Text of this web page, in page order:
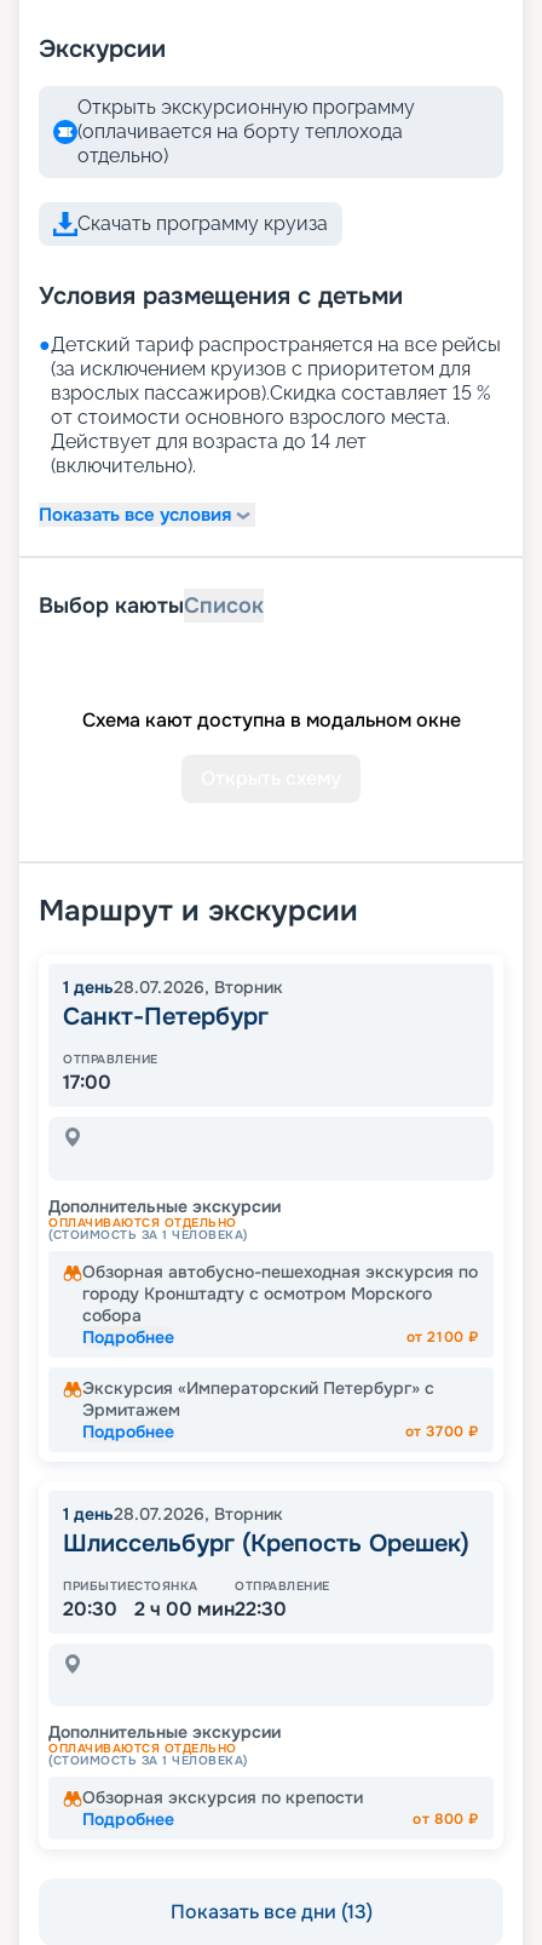
Экскурсии
Открыть экскурсионную программу
(оплачивается на борту теплохода
отдельно)
Скачать программу круиза
Условия размещения с детьми
●Детский тариф распространяется на все рейсы
(за исключением круизов с приоритетом для
взрослых пассажиров).Скидка составляет 15 %
от стоимости основного взрослого места.
Действует для возраста до 14 лет
(включительно).
Показать все условия
Выбор каютыСписок
Схема кают доступна в модальном окне
Маршрут и экскурсии
1 день28.07.2026, Вторник
Санкт-Петербург
ОТПРАВЛЕНИЕ
17:00
Дополнительные экскурсии
ОПЛАЧИВАЮТСЯ ОТДЕЛЬНО
(СТОИМОСТЬ ЗА 1 ЧЕЛОВЕКА)
Обзорная автобусно-пешеходная экскурсия по
городу Кронштадту с осмотром Морского
собора
Подробнее
от2100 ₽
Экскурсия «Императорский Петербург» с
Эрмитажем
Подробнее
от3700 ₽
1 день28.07.2026, Вторник
Шлиссельбург (Крепость Орешек)
ПРИБЫТИЕ
20:30
СТОЯНКА
2 ч 00 мин
ОТПРАВЛЕНИЕ
22:30
Дополнительные экскурсии
ОПЛАЧИВАЮТСЯ ОТДЕЛЬНО
(СТОИМОСТЬ ЗА 1 ЧЕЛОВЕКА)
Обзорная экскурсия по крепости
Подробнее
от 800 ₽
Показать все дни (13)